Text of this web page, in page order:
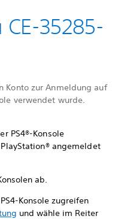
35285-
Konto zur Anmeldung auf
verwendet wurde.
PS4®-Konsole
angemeldet
ab.
Konsole zugreifen
und wähle im Reiter